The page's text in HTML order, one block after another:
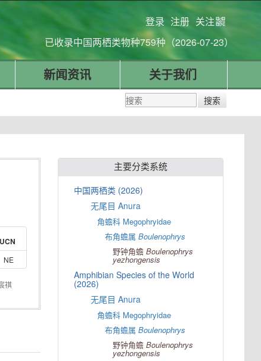
登录 注册 关注
已收录中国两栖类物种759种（2026-07-23）
新闻资讯 关于我们
NE
祺
主要分类系统
中国两栖类 (2026)
无尾目 Anura
角蟾科 Megophryidae
布角蟾属Boulenophrys
野钟角蟾Boulenophrys
yezhongensis
Amphibian Species of the World
(2026)
无尾目 Anura
角蟾科 Megophryidae
布角蟾属Boulenophrys
野钟角蟾Boulenophrys
yezhongensis